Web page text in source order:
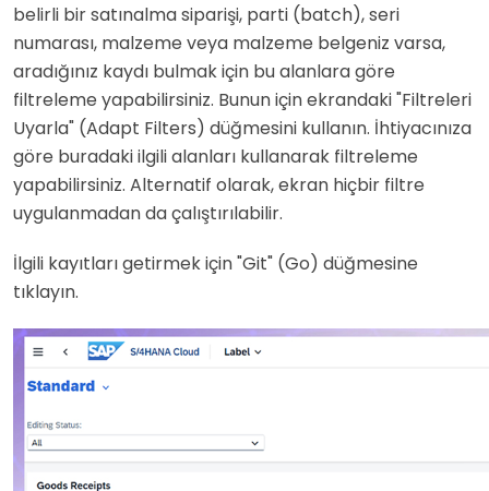
belirli bir satınalma siparişi, parti (batch), seri
numarası, malzeme veya malzeme belgeniz varsa,
aradığınız kaydı bulmak için bu alanlara göre
filtreleme yapabilirsiniz. Bunun için ekrandaki "Filtreleri
Uyarla" (Adapt Filters) düğmesini kullanın. İhtiyacınıza
göre buradaki ilgili alanları kullanarak filtreleme
yapabilirsiniz. Alternatif olarak, ekran hiçbir filtre
uygulanmadan da çalıştırılabilir.
İlgili kayıtları getirmek için "Git" (Go) düğmesine
tıklayın.